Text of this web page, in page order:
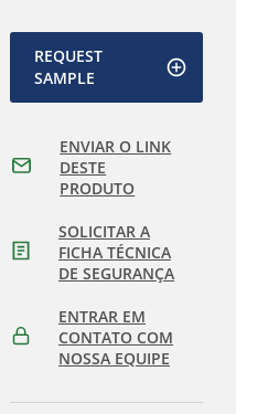
REQUEST
SAMPLE
ENVIAR O LINK
DESTE
PRODUTO
SOLICITAR A
FICHA TÉCNICA
DE SEGURANÇA
ENTRAR EM
CONTATO COM
NOSSA EQUIPE